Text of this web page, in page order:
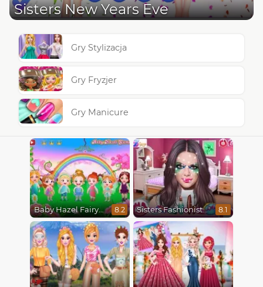
Sisters New Years Eve
Gry Stylizacja
Gry Fryzjer
Gry Manicure
Baby Hazel Fairyland Ballet 8.2 Sisters Fashionista Makeup 8.1